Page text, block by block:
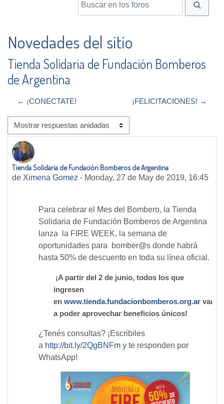
Novedades del sitio
Tienda Solidaria de Fundación Bomberos
de Argentina
← ¡CONECTATE! ¡FELICITACIONES! →
Mostrar modo
Tienda Solidaria de Fundación Bomberos de Argentina
de Ximena Gomez - Monday, 27 de May de 2019, 16:45
Número de respuestas: 0
Para celebrar el Mes del Bombero, la Tienda
Solidaria de Fundación Bomberos de Argentina
lanza la FIRE WEEK, la semana de
oportunidades para bomber@s donde habrá
hasta 50% de descuento en toda su línea oficial.
¡A partir del 2 de junio, todos los que
ingresen
en www.tienda.fundacionbomberos.org.ar van
a poder aprovechar beneficios únicos!
¿Tenés consultas? ¡Escribiles
a http://bit.ly/2QgBNFm y te responden por
WhatsApp!